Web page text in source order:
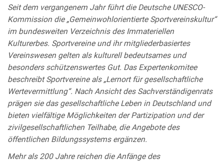
Seit dem vergangenem Jahr führt die Deutsche UNESCO-
Kommission die „Gemeinwohlorientierte Sportvereinskultur“
im bundesweiten Verzeichnis des Immateriellen
Kulturerbes. Sportvereine und ihr mitgliederbasiertes
Vereinswesen gelten als kulturell bedeutsames und
besonders schützenswertes Gut. Das Expertenkomitee
beschreibt Sportvereine als „Lernort für gesellschaftliche
Wertevermittlung“. Nach Ansicht des Sachverständigenrats
prägen sie das gesellschaftliche Leben in Deutschland und
bieten vielfältige Möglichkeiten der Partizipation und der
zivilgesellschaftlichen Teilhabe, die Angebote des
öffentlichen Bildungssystems ergänzen.
Mehr als 200 Jahre reichen die Anfänge des